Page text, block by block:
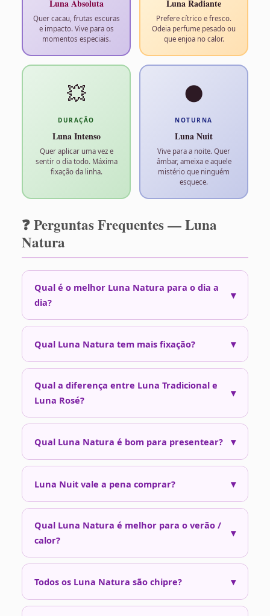
Luna Absoluta
Quer cacau, frutas escuras
e impacto. Vive para os
momentos especiais.
Luna Radiante
Prefere cítrico e fresco.
Odeia perfume pesado ou
que enjoa no calor.
💥
DURAÇÃO
Luna Intenso
Quer aplicar uma vez e
sentir o dia todo. Máxima
fixação da linha.
🌑
NOTURNA
Luna Nuit
Vive para a noite. Quer
âmbar, ameixa e aquele
mistério que ninguém
esquece.
❓ Perguntas Frequentes — Luna
Natura
Qual é o melhor Luna Natura para o dia a
dia?
▾
Qual Luna Natura tem mais fixação? ▾
Qual a diferença entre Luna Tradicional e
Luna Rosé?
▾
Qual Luna Natura é bom para presentear? ▾
Luna Nuit vale a pena comprar? ▾
Qual Luna Natura é melhor para o verão /
calor?
▾
Todos os Luna Natura são chipre? ▾